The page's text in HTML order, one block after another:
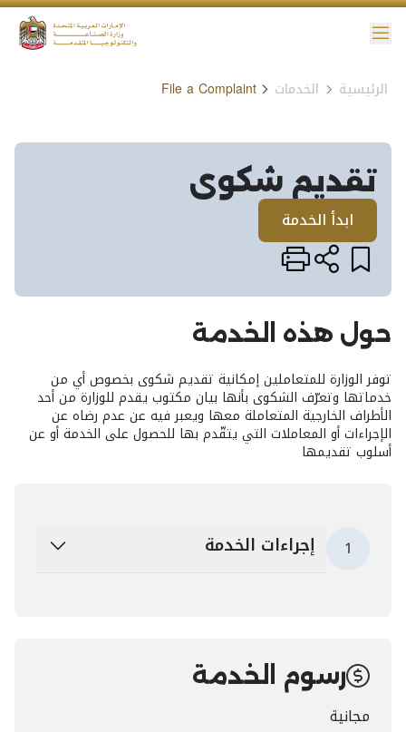
الوصول
الرئيسية الخدمات File a Complaint
تقديم شكوى​
ابدأ الخدمة
حول هذه الخدمة
توفر الوزارة للمتعاملين إمكانية تقديم شكوى بخصوص أي من
خدماتها وتعرّف الشكوى بأنها بيان مكتوب يقدم للوزارة من أحد
الأطراف الخارجية المتعاملة معها ويعبر فيه عن عدم رضاه عن
الإجراءات أو المعاملات التي يتقّدم بها للحصول على الخدمة أو عن
أسلوب تقديمها
1 إجراءات الخدمة
رسوم الخدمة
مجانية